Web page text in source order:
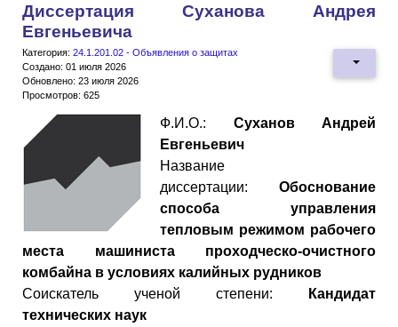
Диссертация Суханова Андрея
Евгеньевича
Категория: 24.1.201.02 - Объявления о защитах
Создано: 01 июля 2026
Обновлено: 23 июля 2026
Просмотров: 625
Ф.И.О.: Суханов Андрей
Евгеньевич
Название
диссертации: Обоснование
способа управления
тепловым режимом рабочего
места машиниста проходческо-очистного
комбайна в условиях калийных рудников
Cоискатель ученой степени: Кандидат
технических наук